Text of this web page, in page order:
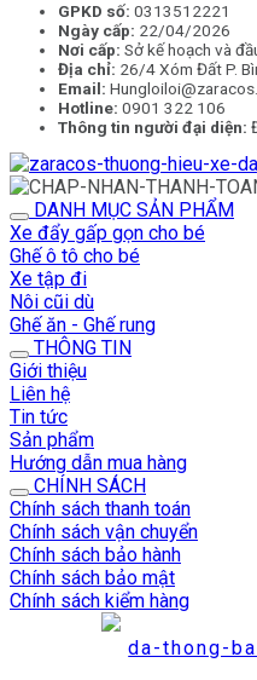
GPKD số: 0313512221
Ngày cấp: 22/04/2026
Nơi cấp: Sở kế hoạch và
Địa chỉ: 26/4 Xóm Đất P.
Email:
Hotline: 0901 322 106
Thông tin người đại diện:
DANH MỤC SẢN PHẨM
Xe đẩy gấp gọn cho bé
Ghế ô tô cho bé
Xe tập đi
Nôi cũi dù
Ghế ăn - Ghế rung
THÔNG TIN
Giới thiệu
Liên hệ
Tin tức
Sản phẩm
Hướng dẫn mua hàng
CHÍNH SÁCH
Chính sách thanh toán
Chính sách vận chuyển
Chính sách bảo hành
Chính sách bảo mật
Chính sách kiểm hàng